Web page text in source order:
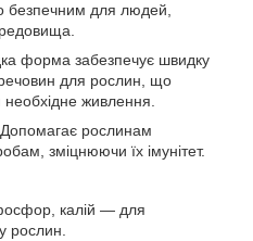
безпечним для людей,
форма забезпечує швидку
речовин для рослин, що
живлення.
Допомагає рослинам
зміцнюючи їх імунітет.
калій — для
рослин.